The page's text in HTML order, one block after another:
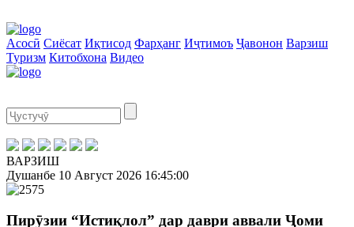
Асосӣ Сиёсат Иқтисод Фарҳанг Иҷтимоъ Ҷавонон Варзиш
Туризм Китобхона Видео
ВАРЗИШ
Душанбе 10 Август 2026 16:45:01
Пирӯзии “Истиқлол” дар даври аввали Ҷоми